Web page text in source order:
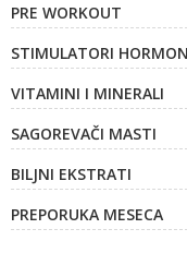
PRE WORKOUT
STIMULATORI
VITAMINI I MINERALI
SAGOREVAČI MASTI
BILJNI EKSTRATI
PREPORUKA MESECA